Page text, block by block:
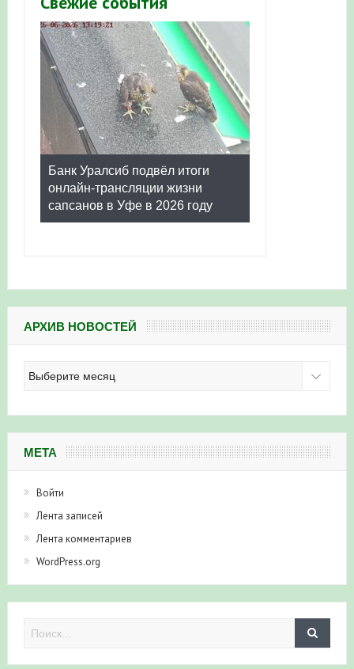
Банк Уралсиб подвёл итоги
онлайн-трансляции жизни
сапсанов в Уфе в 2026 году
Итоги акции «Соловьиные
вечера-2026» в Республике
Башкортостан
АРХИВ НОВОСТЕЙ
МЕТА
Лента записей
Лента комментариев
WordPress.org